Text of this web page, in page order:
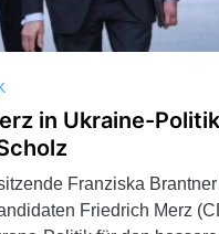
in Ukraine-
Franziska
Friedrich Merz